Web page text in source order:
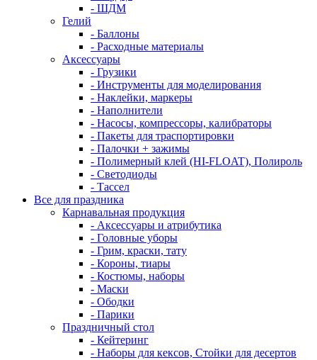
- ШДМ
Гелий
- Баллоны
- Расходные материалы
Аксессуары
- Грузики
- Инструменты для моделирования
- Наклейки, маркеры
- Наполнители
- Насосы, компрессоры, калибраторы
- Пакеты для траспортировки
- Палочки + зажимы
- Полимерный клей (HI-FLOAT), Полироль
- Светодиоды
- Тассел
Все для праздника
Карнавальная продукция
- Аксессуары и атрибутика
- Головные уборы
- Грим, краски, тату
- Короны, тиары
- Костюмы, наборы
- Маски
- Ободки
- Парики
Праздничный стол
- Кейтеринг
- Наборы для кексов, Стойки для десертов